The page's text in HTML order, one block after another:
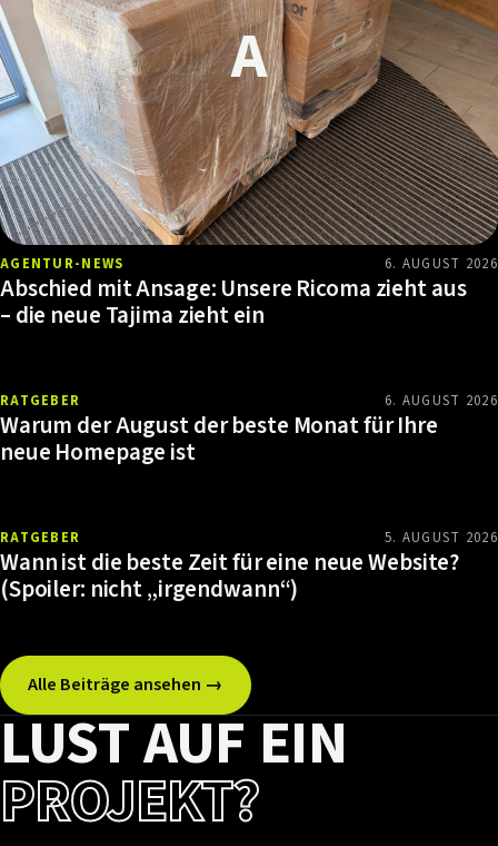
AGENTUR-NEWS 6. AUGUST 2026
Abschied mit Ansage: Unsere Ricoma zieht aus
– die neue Tajima zieht ein
RATGEBER 6. AUGUST 2026
Warum der August der beste Monat für Ihre
neue Homepage ist
RATGEBER 5. AUGUST 2026
Wann ist die beste Zeit für eine neue Website?
(Spoiler: nicht „irgendwann“)
Alle Beiträge ansehen →
LUST AUF EIN
PROJEKT?